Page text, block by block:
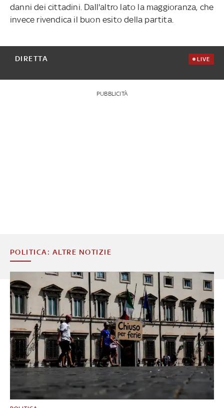
danni dei cittadini. Dall'altro lato la maggioranza, che
invece rivendica il buon esito della partita.
DIRETTA LIVE
PUBBLICITÀ
POLITICA: ALTRE NOTIZIE